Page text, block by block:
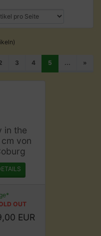
3 4 5 ... »
in the
von
OUT
EUR